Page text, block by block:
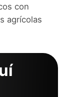
con
agrícolas